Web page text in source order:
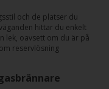
och de platser du
hittar du enkelt
lek, oavsett om du är på
reservlösning